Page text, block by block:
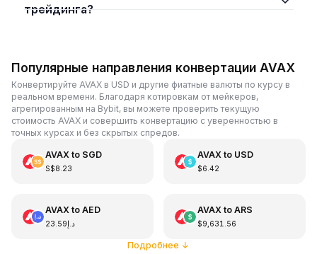
трейдинга?
Популярные направления конвертации AVAX
Конвертируйте AVAX в USD и другие фиатные валюты по курсу в
реальном времени. Благодаря котировкам от мейкеров,
агрегированным на Bybit, вы можете проверить текущую
стоимость AVAX и совершить конвертацию с уверенностью в
точных курсах и без скрытых спредов.
AVAXto SGD
S$8.23
AVAXto USD
$6.42
AVAXto AED
د.إ23.59
AVAXto ARS
$9,631.56
Подробнее ↓